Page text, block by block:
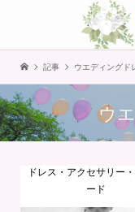
記事 ウエディングド
ウ
ドレス・アクセサリー
ード